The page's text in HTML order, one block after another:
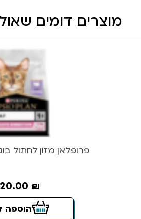
מוצרים דומים
פרופלאן מזון לחתול בוגר
₪
הוספה